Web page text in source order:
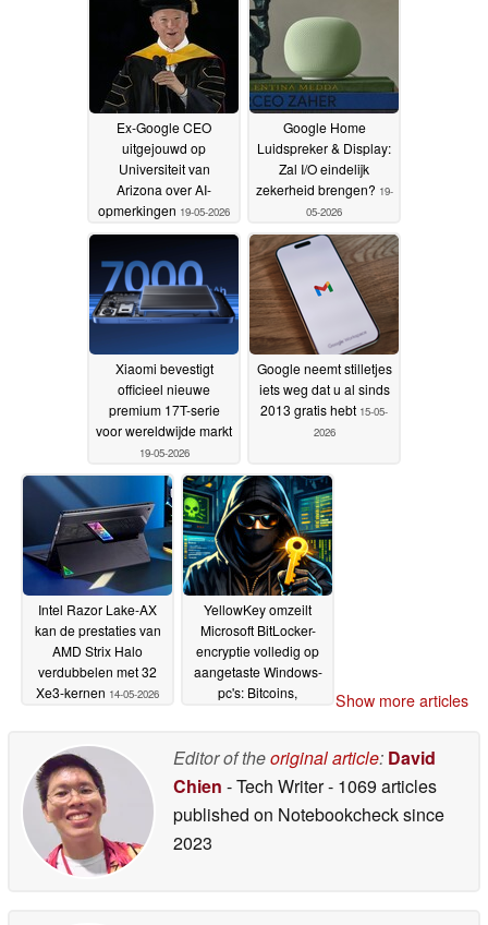
Ex-Google CEO
uitgejouwd op
Universiteit van
Arizona over AI-
opmerkingen 19-05-2026
Google Home
Luidspreker & Display:
Zal I/O eindelijk
zekerheid brengen? 19-
05-2026
Xiaomi bevestigt
officieel nieuwe
premium 17T-serie
voor wereldwijde markt
19-05-2026
Google neemt stilletjes
iets weg dat u al sinds
2013 gratis hebt 15-05-
2026
Intel Razor Lake-AX
kan de prestaties van
AMD Strix Halo
verdubbelen met 32
Xe3-kernen 14-05-2026
YellowKey omzeilt
Microsoft BitLocker-
encryptie volledig op
aangetaste Windows-
pc's: Bitcoins,
Show more articles
Editor of theoriginal article: David
Chien - Tech Writer- 1069 articles
published on Notebookchecksince
2023